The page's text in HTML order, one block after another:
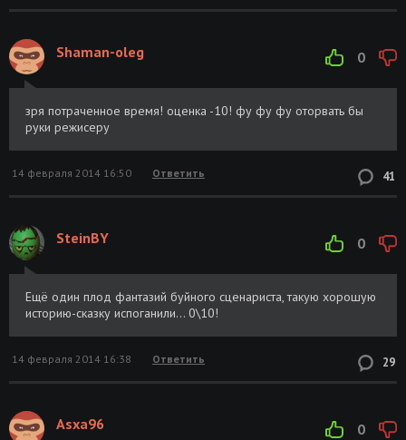
0
Shaman-oleg
зря потраченное время! оценка -10! фу фу фу оторвать бы
руки режисеру
41
14 февраля 2014 16:50 Ответить
0
SteinBY
Ещё один плод фантазий буйного сценариста, такую хорошую
историю-сказку испоганили... 0\10!
29
14 февраля 2014 16:38 Ответить
0
Asxa96